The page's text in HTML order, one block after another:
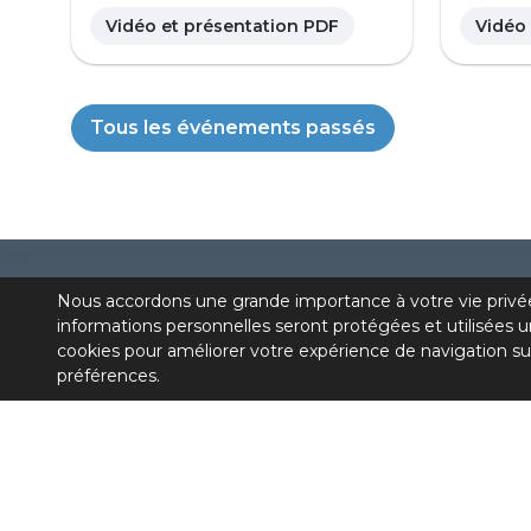
Vidéo et présentation PDF Vidéo
Tous les événements passés
Première communauté de pratique médicale du
Nous accordons une grande importance à votre vie
informations personnelles seront protégées et utilisées
cookies pour améliorer votre expérience de navigation
préférences.